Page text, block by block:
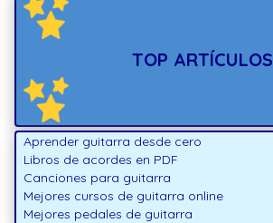
TOP ARTÍCULOS
Aprender guitarra desde cero
Libros de acordes en PDF
Canciones para guitarra
Mejores cursos de guitarra online
Mejores pedales de guitarra